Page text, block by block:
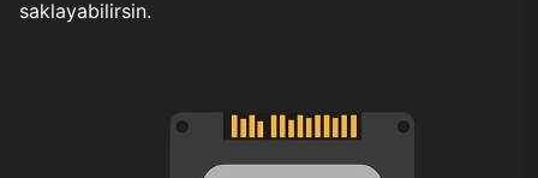
saklayabilirsin.